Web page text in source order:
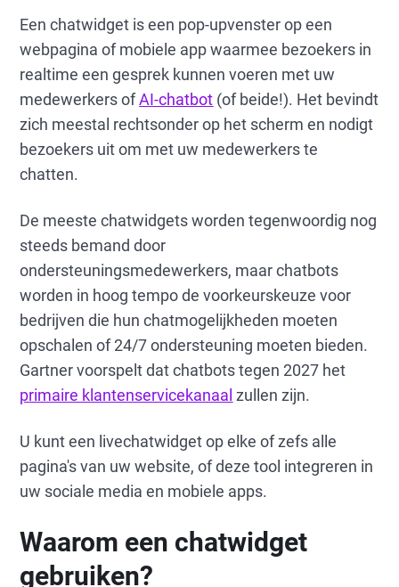
Een chatwidget is een pop-upvenster op een
webpagina of mobiele app waarmee bezoekers in
realtime een gesprek kunnen voeren met uw
medewerkers ofAI-chatbot (of beide!). Het bevindt
zich meestal rechtsonder op het scherm en nodigt
bezoekers uit om met uw medewerkers te
chatten.
De meeste chatwidgets worden tegenwoordig nog
steeds bemand door
ondersteuningsmedewerkers, maar chatbots
worden in hoog tempo de voorkeurskeuze voor
bedrijven die hun chatmogelijkheden moeten
opschalen of 24/7 ondersteuning moeten bieden.
Gartner voorspelt dat chatbots tegen 2027 het
primaire klantenservicekanaal zullen zijn.
U kunt een livechatwidget op elke of zefs alle
pagina's van uw website, of deze tool integreren in
uw sociale media en mobiele apps.
Waarom een chatwidget
gebruiken?